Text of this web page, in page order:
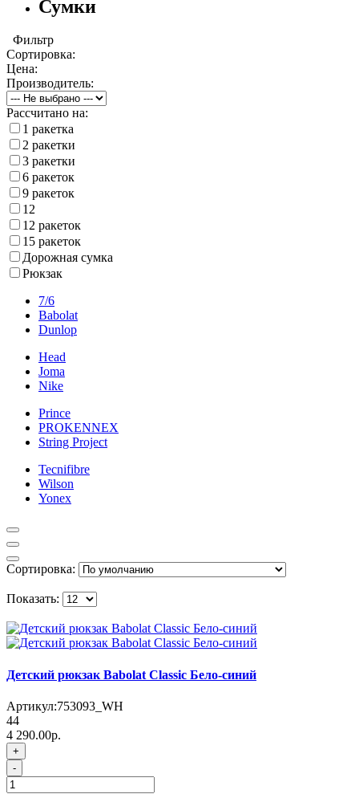
Сумки
Фильтр
Сортировка:
Цена:
Производитель:
Рассчитано на:
1 ракетка
2 ракетки
3 ракетки
6 ракеток
9 ракеток
12
12 ракеток
15 ракеток
Дорожная сумка
Рюкзак
7/6
Babolat
Dunlop
Head
Joma
Nike
Prince
PROKENNEX
String Project
Tecnifibre
Wilson
Yonex
Сортировка:
Показать:
Детский рюкзак Babolat Classic Бело-синий
Артикул:753093_WH
44
4 290.00р.
+
-